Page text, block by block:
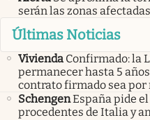
serán las zonas
Últimas Noticias
Vivienda Confirmado: la
permanecer hasta 5
contrato firmado sea
SchengenEspaña pide
procedentes de Italia y